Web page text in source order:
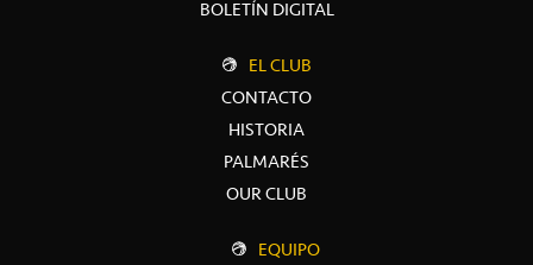
BOLETÍN DIGITAL
EL CLUB
CONTACTO
HISTORIA
PALMARÉS
OUR CLUB
EQUIPO